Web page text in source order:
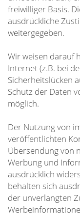
freiwilliger Basis.
ausdrückliche
weitergegeben.
Wir weisen darauf
Internet (z.B. bei
Sicherheitslücken
Schutz der Daten
möglich.
Der Nutzung von
veröffentlichten
Übersendung von
Werbung und
ausdrücklich
behalten sich
der unverlangten